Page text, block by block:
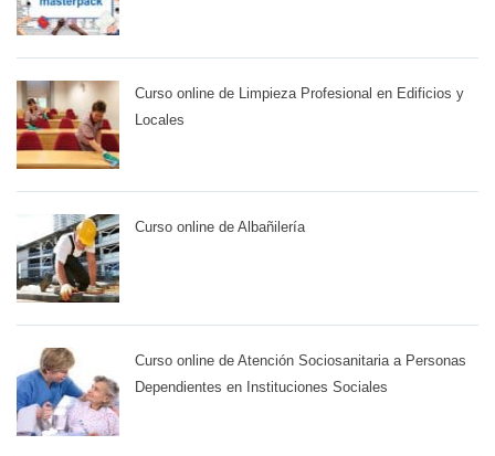
Curso online de Limpieza Profesional en Edificios y
Locales
Curso online de Albañilería
Curso online de Atención Sociosanitaria a Personas
Dependientes en Instituciones Sociales